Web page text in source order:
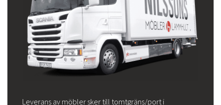
Leverans av möbler sker till tomtgräns/port i